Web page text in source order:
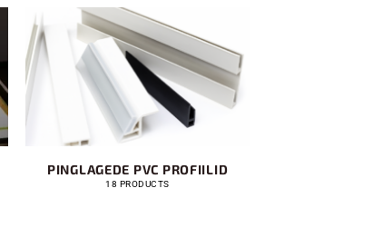
PINGLAGEDE PVC PROFIILID
18 PRODUCTS